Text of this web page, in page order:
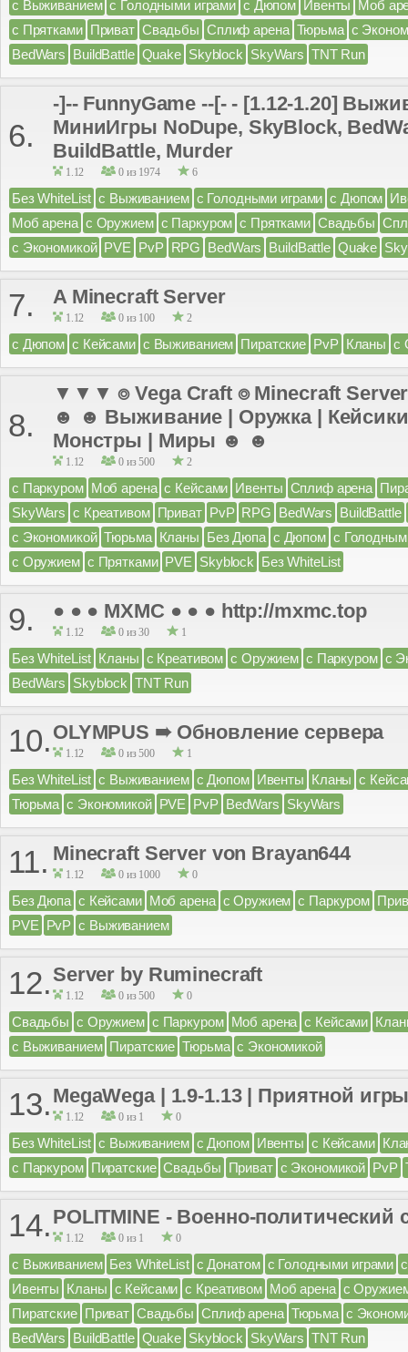
с Выживанием с Голодными играми с Дюпом Ивенты Моб
с Прятками Приват Свадьбы Сплиф арена Тюрьма с
BedWars BuildBattle Quake Skyblock SkyWars TNT Run
6.
-]-- FunnyGame --[- - [1.12-1.20]
МиниИгры NoDupe, SkyBlock,
BuildBattle, Murder
1.12 0 из 1974 6
Без WhiteList с Выживанием с Голодными играми с Дюпом
Моб арена с Оружием с Паркуром с Прятками Свадьбы
с Экономикой PVE PvP RPG BedWars BuildBattle Quake
7. A Minecraft Server
1.12 0 из 100 2
с Дюпом с Кейсами с Выживанием Пиратские PvP Кланы с
8.
▼▼▼ ⌾ Vega Craft ⌾ Minecraft
☻ ☻ Выживание | Оружка |
Монстры | Миры ☻ ☻
1.12 0 из 500 2
с Паркуром Моб арена с Кейсами Ивенты Сплиф арена
SkyWars с Креативом Приват PvP RPG BedWars BuildBattle
с Экономикой Тюрьма Кланы Без Дюпа с Дюпом с
с Оружием с Прятками PVE Skyblock Без WhiteList
9. ● ● ● MXMC ● ● ● http://mxmc.top
1.12 0 из 30 1
Без WhiteList Кланы с Креативом с Оружием с Паркуром с
BedWars Skyblock TNT Run
10. OLYMPUS ➠ Обновление сервера
1.12 0 из 500 1
Без WhiteList с Выживанием с Дюпом Ивенты Кланы с
Тюрьма с Экономикой PVE PvP BedWars SkyWars
11. Minecraft Server von Brayan644
1.12 0 из 1000 0
Без Дюпа с Кейсами Моб арена с Оружием с Паркуром
PVE PvP с Выживанием
12. Server by Ruminecraft
1.12 0 из 500 0
Свадьбы с Оружием с Паркуром Моб арена с Кейсами
с Выживанием Пиратские Тюрьма с Экономикой
13. MegaWega | 1.9-1.13 | Приятной
1.12 0 из 1 0
Без WhiteList с Выживанием с Дюпом Ивенты с Кейсами
с Паркуром Пиратские Свадьбы Приват с Экономикой PvP
14. POLITMINE - Военно-политический
1.12 0 из 1 0
с Выживанием Без WhiteList с Донатом с Голодными играми
Ивенты Кланы с Кейсами с Креативом Моб арена с
Пиратские Приват Свадьбы Сплиф арена Тюрьма с
BedWars BuildBattle Quake Skyblock SkyWars TNT Run